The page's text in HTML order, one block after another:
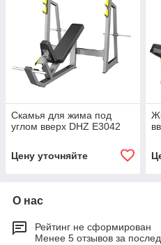
Скамья для жима под
углом вверх DHZ E3042
Цену уточняйте
О нас
Рейтинг не сформирован
Менее 5 отзывов за